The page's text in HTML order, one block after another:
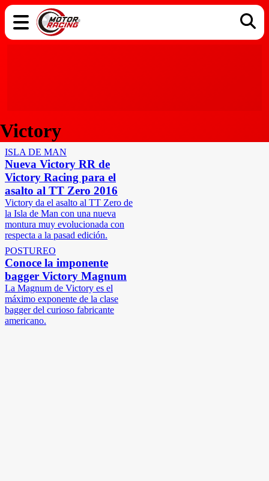
Victory
ISLA DE MAN
Nueva Victory RR de
Victory Racing para el
asalto al TT Zero 2016
Victory da el asalto al TT Zero de
la Isla de Man con una nueva
montura muy evolucionada con
respecta a la pasad edición.
POSTUREO
Conoce la imponente
bagger Victory Magnum
La Magnum de Victory es el
máximo exponente de la clase
bagger del curioso fabricante
americano.